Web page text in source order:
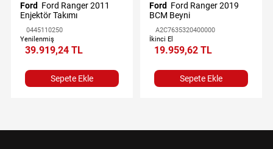
Ford
Enjektör Takımı
0445110250
Yenilenmiş
39.919,24 TL
Sepete Ekle
Ford
BCM Beyni
A2C7635320400000
İkinci El
19.959,62 TL
Sepete Ekle